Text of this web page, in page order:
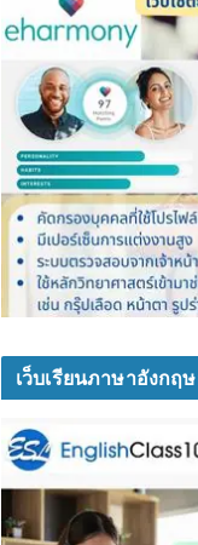
เว็บเรียนภาษาอังกฤ